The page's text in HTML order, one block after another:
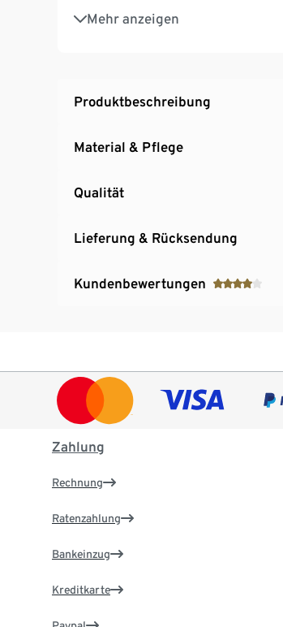
Mehr anzeigen
Zusätzliche Cargo-Taschen auf
Vorderseite mit dekorativer Biese
Produktbeschreibung
Material & Pflege
Qualität
Lieferung & Rücksendung
Kundenbewertungen
Zahlung
Rechnung
Ratenzahlung
Bankeinzug
Kreditkarte